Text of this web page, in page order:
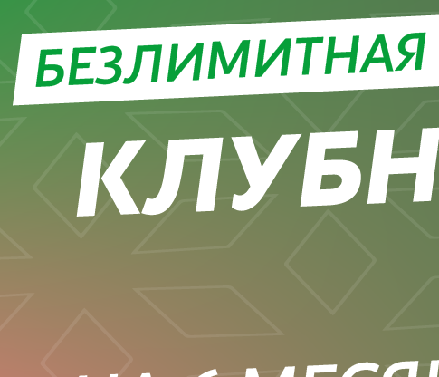
Ожидайте
результаты,
которые будут
подводиться
каждую пятницу